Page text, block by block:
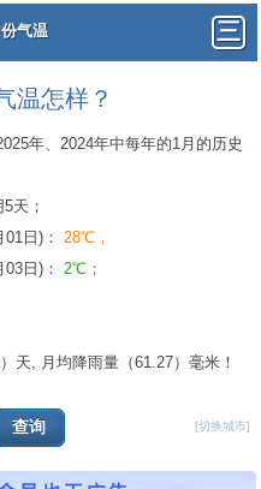
气温
温怎样？
年、2024年中每年的1月的历史
天；
日)： 28℃，
日)： 2℃；
天, 月均降雨量（61.27）毫米！
[切换城市]